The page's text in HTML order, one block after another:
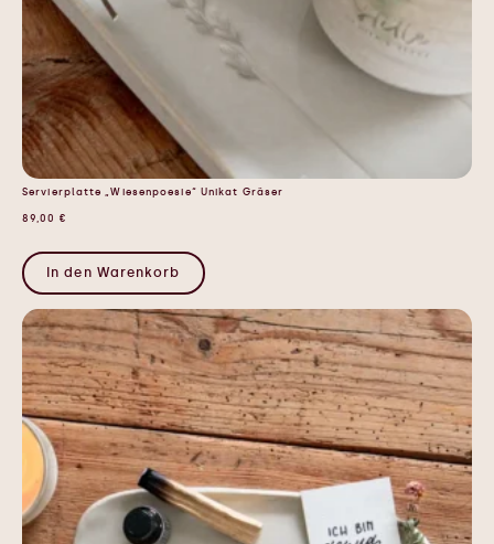
Servierplatte „Wiesenpoesie“ Unikat Gräser
89,00 €
In den Warenkorb